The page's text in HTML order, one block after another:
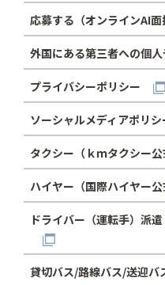
応募する（オンラインAI面
外国にある第三者への個
プライバシーポリシー
ソーシャルメディアポリシ
タクシー（ｋｍタクシー公
ハイヤー（国際ハイヤー公
ドライバー（運転手）派
貸切バス/路線バス/送迎バ